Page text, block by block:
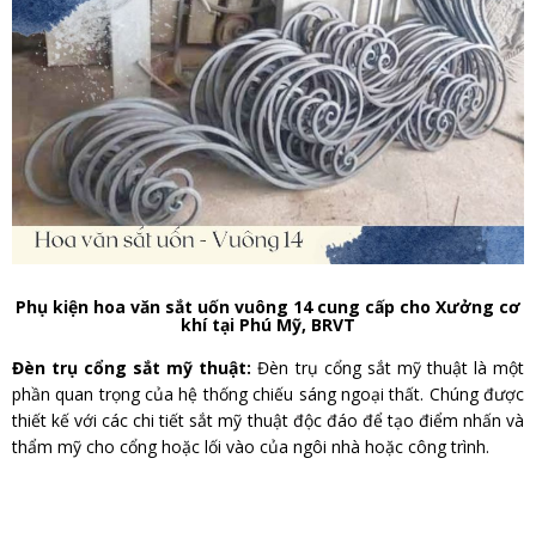
Phụ kiện hoa văn sắt uốn vuông 14 cung cấp cho Xưởng cơ
khí tại Phú Mỹ, BRVT
Đèn trụ cổng sắt mỹ thuật: Đèn trụ cổng sắt mỹ thuật là một
phần quan trọng của hệ thống chiếu sáng ngoại thất. Chúng được
thiết kế với các chi tiết sắt mỹ thuật độc đáo để tạo điểm nhấn và
thẩm mỹ cho cổng hoặc lối vào của ngôi nhà hoặc công trình.